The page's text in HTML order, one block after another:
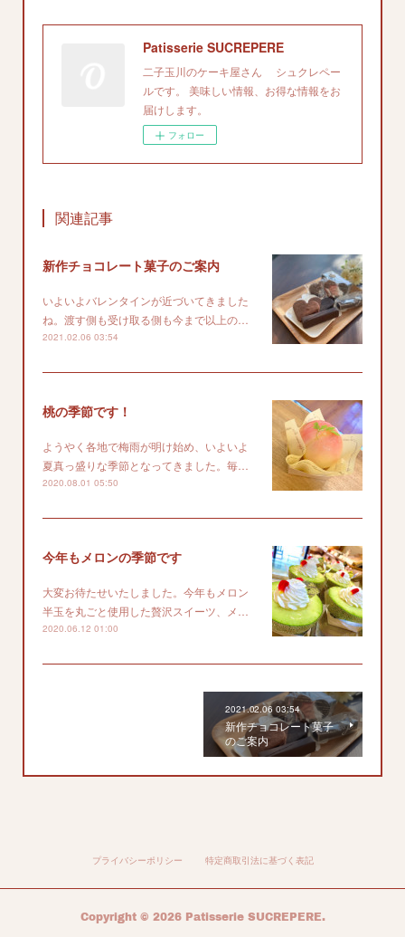
Patisserie SUCREPERE
二子玉川のケーキ屋さん シュクレペー
ルです。 美味しい情報、お得な情報をお
届けします。
フォロー
関連記事
新作チョコレート菓子のご案内
いよいよバレンタインが近づいてきました
ね。渡す側も受け取る側も今まで以上の…
2021.02.06 03:54
桃の季節です！
ようやく各地で梅雨が明け始め、いよいよ
夏真っ盛りな季節となってきました。毎…
2020.08.01 05:50
今年もメロンの季節です
大変お待たせいたしました。今年もメロン
半玉を丸ごと使用した贅沢スイーツ、メ…
2020.06.12 01:00
2021.02.06 03:54
新作チョコレート菓子
のご案内
プライバシーポリシー 特定商取引法に基づく表記
Copyright © 2026 Patisserie SUCREPERE.